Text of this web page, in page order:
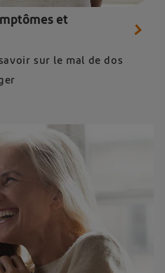
et
sur le mal de dos